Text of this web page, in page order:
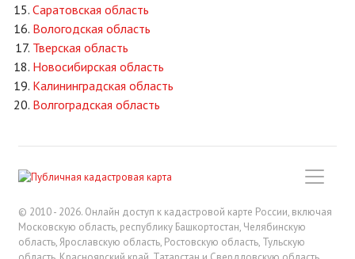
Саратовская область
Вологодская область
Тверская область
Новосибирская область
Калининградская область
Волгоградская область
© 2010 - 2026. Онлайн доступ к кадастровой карте России, включая
Московскую область, республику Башкортостан, Челябинскую
область, Ярославскую область, Ростовскую область, Тульскую